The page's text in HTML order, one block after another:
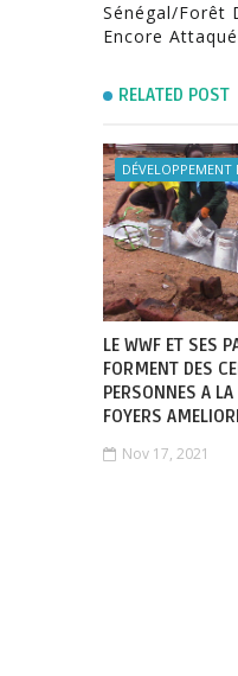
Sénégal/Forêt
Encore
RELATED POST
DÉVELOPPEMENT
LE WWF ET SES
FORMENT DES
PERSONNES A
FOYERS
Nov 17, 2021